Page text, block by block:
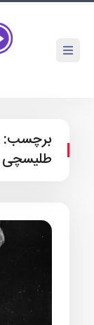
برچسب:
طلیسچی